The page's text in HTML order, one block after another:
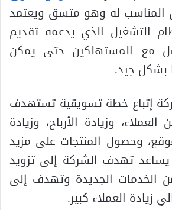
المناسب له وهو متسق ويعتمد
التشغيل الذي يدعمه تقديم
مع المستهلكين حتى يمكن
بشكل جيد.
إتباع خطة تسويقية تستهدف
وزيادة الأرباح، وزيادة
وحصول المنتجات على مزيد
يساعد تهدف الشركة إلى تزويد
من الخدمات الجديدة وتهدف إلى
زيادة العملاء كبير.